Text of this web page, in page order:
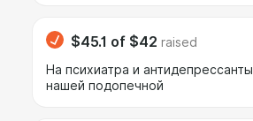
$45.1 of $42 raised
На психиатра и антидепрессанты
нашей подопечной